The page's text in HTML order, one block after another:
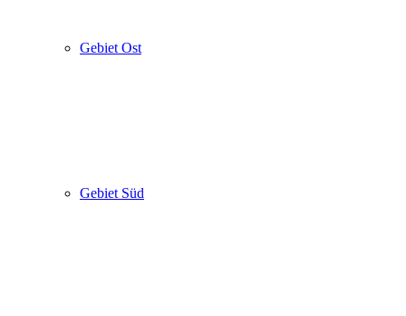
Gebiet Ost
Gebiet Süd